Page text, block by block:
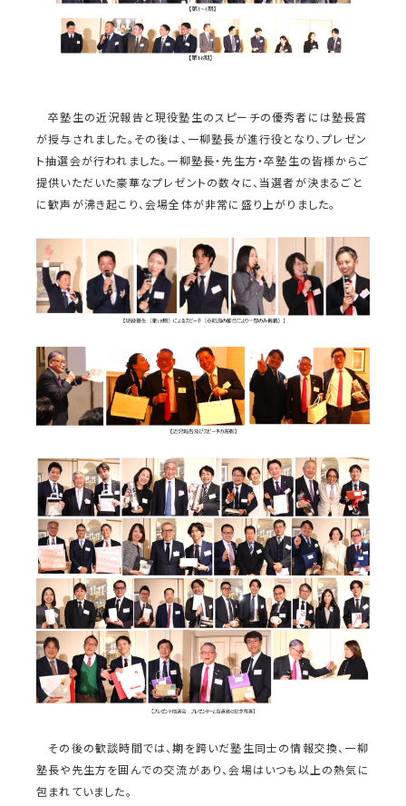
卒塾生の近況報告と現役塾生のスピーチの優秀者には塾長賞
が授与されました。その後は、一柳塾長が進行役となり、プレゼン
ト抽選会が行われました。一柳塾長・先生方・卒塾生の皆様からご
提供いただいた豪華なプレゼントの数々に、当選者が決まるごと
に歓声が沸き起こり、会場全体が非常に盛り上がりました。
その後の歓談時間では、期を跨いだ塾生同士の情報交換、一柳
塾長や先生方を囲んでの交流があり、会場はいつも以上の熱気に
包まれていました。